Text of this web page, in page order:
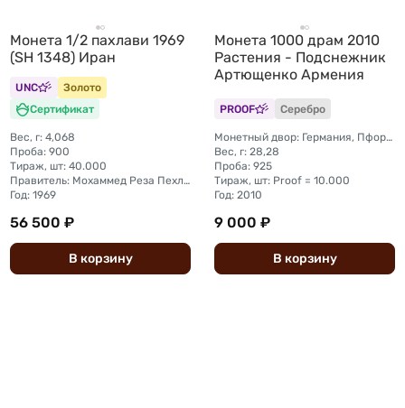
Монета 1/2 пахлави 1969
(SH 1348) Иран
UNC
Золото
Сертификат
Вес, г: 4,068
Проба: 900
Тираж, шт: 40.000
Правитель: Мохаммед Реза Пехлеви
Год: 1969
56 500 ₽
В корзину
Монета 1000 драм 2010
Растения - Подснежник
Артющенко Армения
PROOF Серебро
Монетный двор: Германия, Пфорцхайм (BH Mayer Mint)
Вес, г: 28,28
Проба: 925
Тираж, шт: Proof = 10.000
Год: 2010
9 000 ₽
В корзину